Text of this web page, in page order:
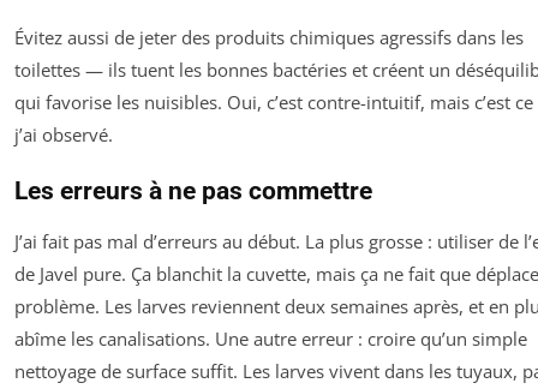
Évitez aussi de jeter des produits chimiques agressifs dans les
toilettes — ils tuent les bonnes bactéries et créent un
qui favorise les nuisibles. Oui, c’est contre-intuitif, mais c’est
j’ai observé.
Les erreurs à ne pas commettre
J’ai fait pas mal d’erreurs au début. La plus grosse : utiliser de
de Javel pure. Ça blanchit la cuvette, mais ça ne fait que
problème. Les larves reviennent deux semaines après, et en
abîme les canalisations. Une autre erreur : croire qu’un simple
nettoyage de surface suffit. Les larves vivent dans les tuyaux,